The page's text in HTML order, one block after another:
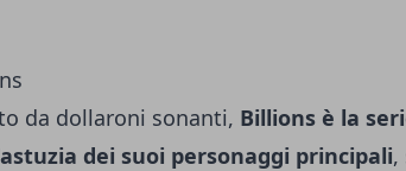
da dollaroni sonanti, Billions è la
dei suoi personaggi principali,